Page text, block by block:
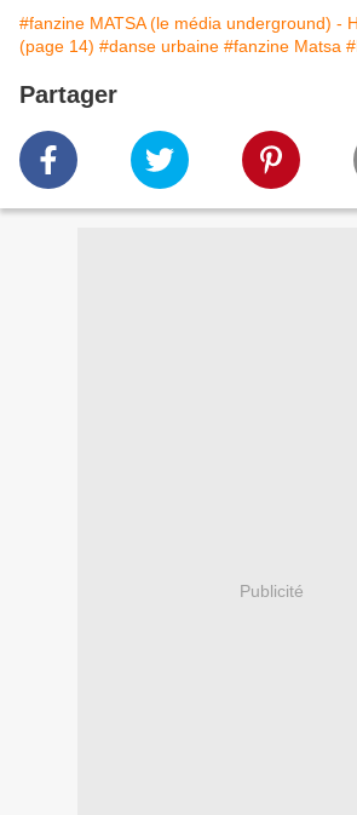
#fanzine MATSA (le média underground) -
(page 14) #danse urbaine #fanzine Matsa
Partager
Publicité